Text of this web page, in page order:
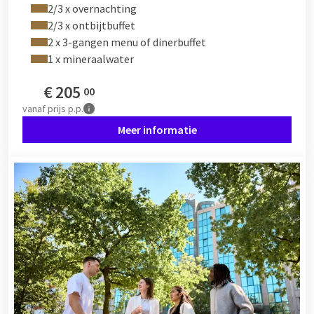
2/3 x overnachting
2/3 x ontbijtbuffet
2 x 3-gangen menu of dinerbuffet
1 x mineraalwater
€205 00
vanafprijs p.p.
Meer informatie